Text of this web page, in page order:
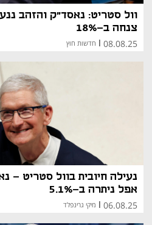
וול סטריט: נאסד"ק והזהב
צנחה ב-18%
08.08.25 חדשות חוץ
אפל ניתרה ב-5.1%
06.08.25 מיקי גרינפלד